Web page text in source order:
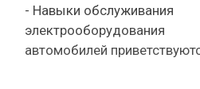
- Навыки обслуживания
электрооборудования
автомобилей